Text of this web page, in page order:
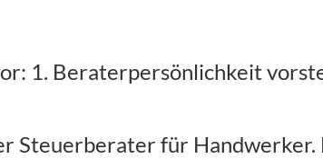
1. Beraterpersönlichkeit
Steuerberater für